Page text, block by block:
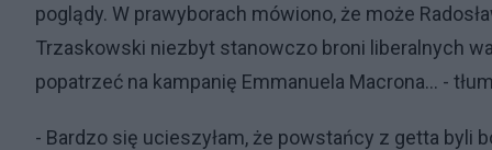
poglądy. W prawyborach mówiono, że może
Trzaskowski niezbyt stanowczo broni liberalnych
popatrzeć na kampanię Emmanuela Macrona... -
- Bardzo się ucieszyłam, że powstańcy z getta byli